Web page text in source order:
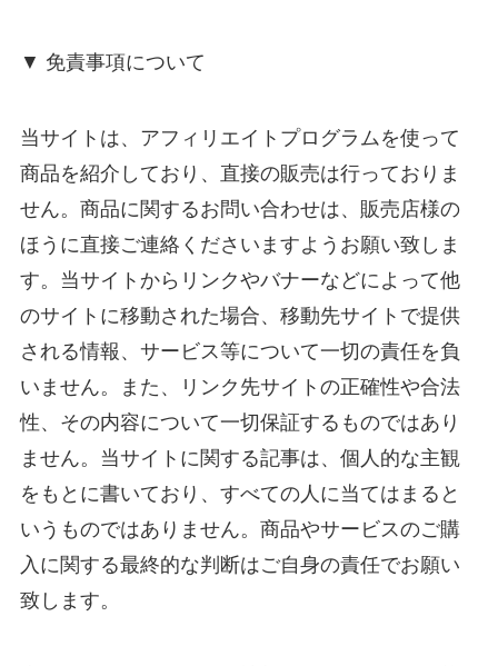
▼ 免責事項について
当サイトは、アフィリエイトプログラムを使って
商品を紹介しており、直接の販売は行っておりま
せん。商品に関するお問い合わせは、販売店様の
ほうに直接ご連絡くださいますようお願い致しま
す。当サイトからリンクやバナーなどによって他
のサイトに移動された場合、移動先サイトで提供
される情報、サービス等について一切の責任を負
いません。また、リンク先サイトの正確性や合法
性、その内容について一切保証するものではあり
ません。当サイトに関する記事は、個人的な主観
をもとに書いており、すべての人に当てはまると
いうものではありません。商品やサービスのご購
入に関する最終的な判断はご自身の責任でお願い
致します。